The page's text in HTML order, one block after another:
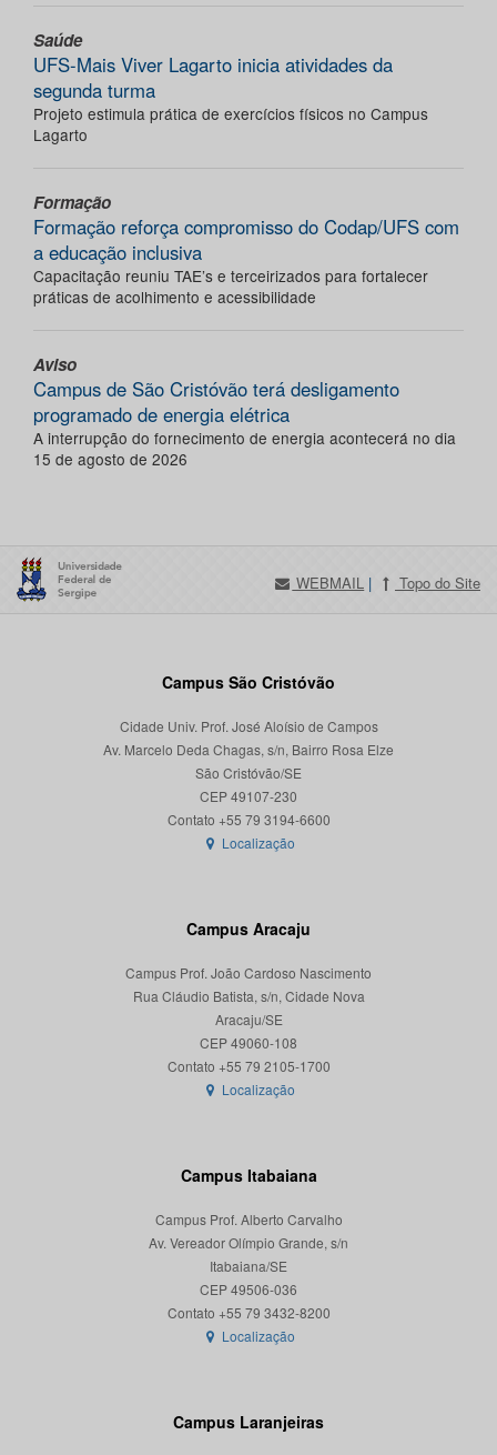
Saúde
UFS-Mais Viver Lagarto inicia atividades da
segunda turma
Projeto estimula prática de exercícios físicos no Campus
Lagarto
Formação
Formação reforça compromisso do Codap/UFS com
a educação inclusiva
Capacitação reuniu TAE’s e terceirizados para fortalecer
práticas de acolhimento e acessibilidade
Aviso
Campus de São Cristóvão terá desligamento
programado de energia elétrica
A interrupção do fornecimento de energia acontecerá no dia
15 de agosto de 2026
WEBMAIL | Topo do Site
Campus São Cristóvão
Cidade Univ. Prof. José Aloísio de Campos
Av. Marcelo Deda Chagas, s/n, Bairro Rosa Elze
São Cristóvão/SE
CEP 49107-230
Localização
Campus Aracaju
Campus Prof. João Cardoso Nascimento
Rua Cláudio Batista, s/n, Cidade Nova
Aracaju/SE
CEP 49060-108
Localização
Campus Itabaiana
Campus Prof. Alberto Carvalho
Av. Vereador Olímpio Grande, s/n
Itabaiana/SE
CEP 49506-036
Localização
Campus Laranjeiras